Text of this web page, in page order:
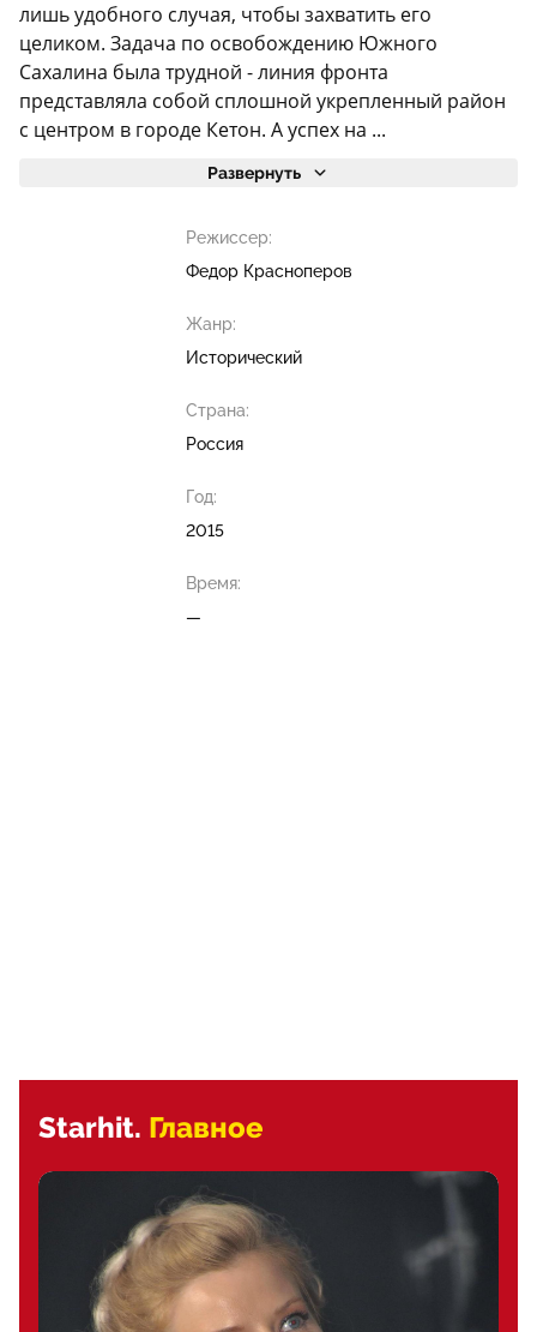
лишь удобного случая, чтобы захватить его
целиком. Задача по освобождению Южного
Сахалина была трудной - линия фронта
представляла собой сплошной укрепленный район
с центром в городе Кетон. А успех на ...
Развернуть
Режиссер:
Федор Красноперов
Жанр:
Исторический
Страна:
Россия
Год:
2015
Время:
—
Starhit. Главное